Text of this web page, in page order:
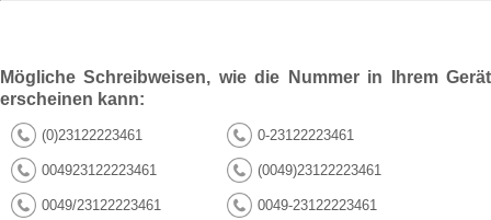
Mögliche Schreibweisen, wie die Nummer in Ihrem Gerät
erscheinen kann:
(0)23122223461 0-23122223461
004923122223461 (0049)23122223461
0049/23122223461 0049-23122223461